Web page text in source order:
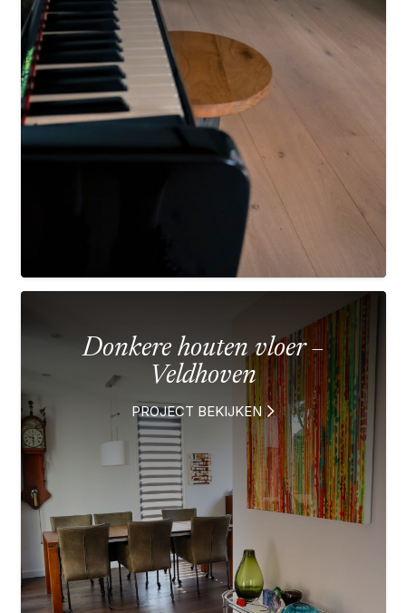
Donkere houten vloer –
Veldhoven
PROJECT BEKIJKEN